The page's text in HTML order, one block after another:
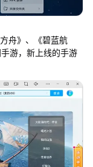
舟》、《碧蓝航
游，新上线的手游